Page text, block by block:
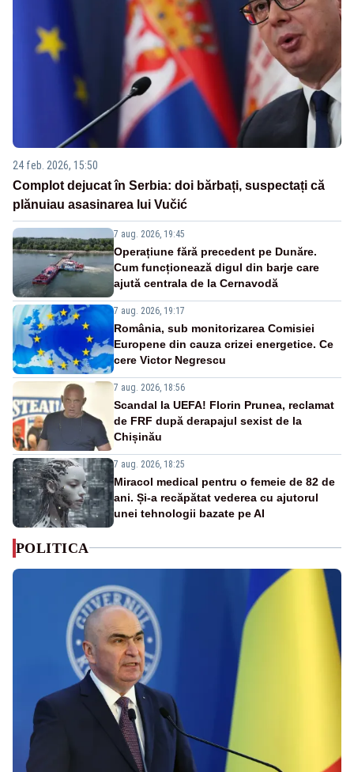
24 feb. 2026, 15:50
Complot dejucat în Serbia: doi bărbați, suspectați că
plănuiau asasinarea lui Vučić
7 aug. 2026, 19:45
Operațiune fără precedent pe Dunăre.
Cum funcționează digul din barje care
ajută centrala de la Cernavodă
7 aug. 2026, 19:17
România, sub monitorizarea Comisiei
Europene din cauza crizei energetice. Ce
cere Victor Negrescu
7 aug. 2026, 18:56
Scandal la UEFA! Florin Prunea, reclamat
de FRF după derapajul sexist de la
Chișinău
7 aug. 2026, 18:25
Miracol medical pentru o femeie de 82 de
ani. Și-a recăpătat vederea cu ajutorul
unei tehnologii bazate pe AI
POLITICA